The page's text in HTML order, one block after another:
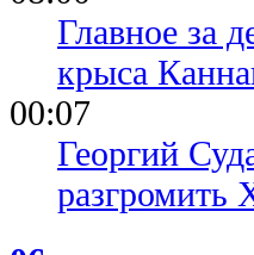
Главное за
крыса
00:07
Георгий
разгромить